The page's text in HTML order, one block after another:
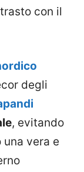
con il
degli
, evitando
vera e